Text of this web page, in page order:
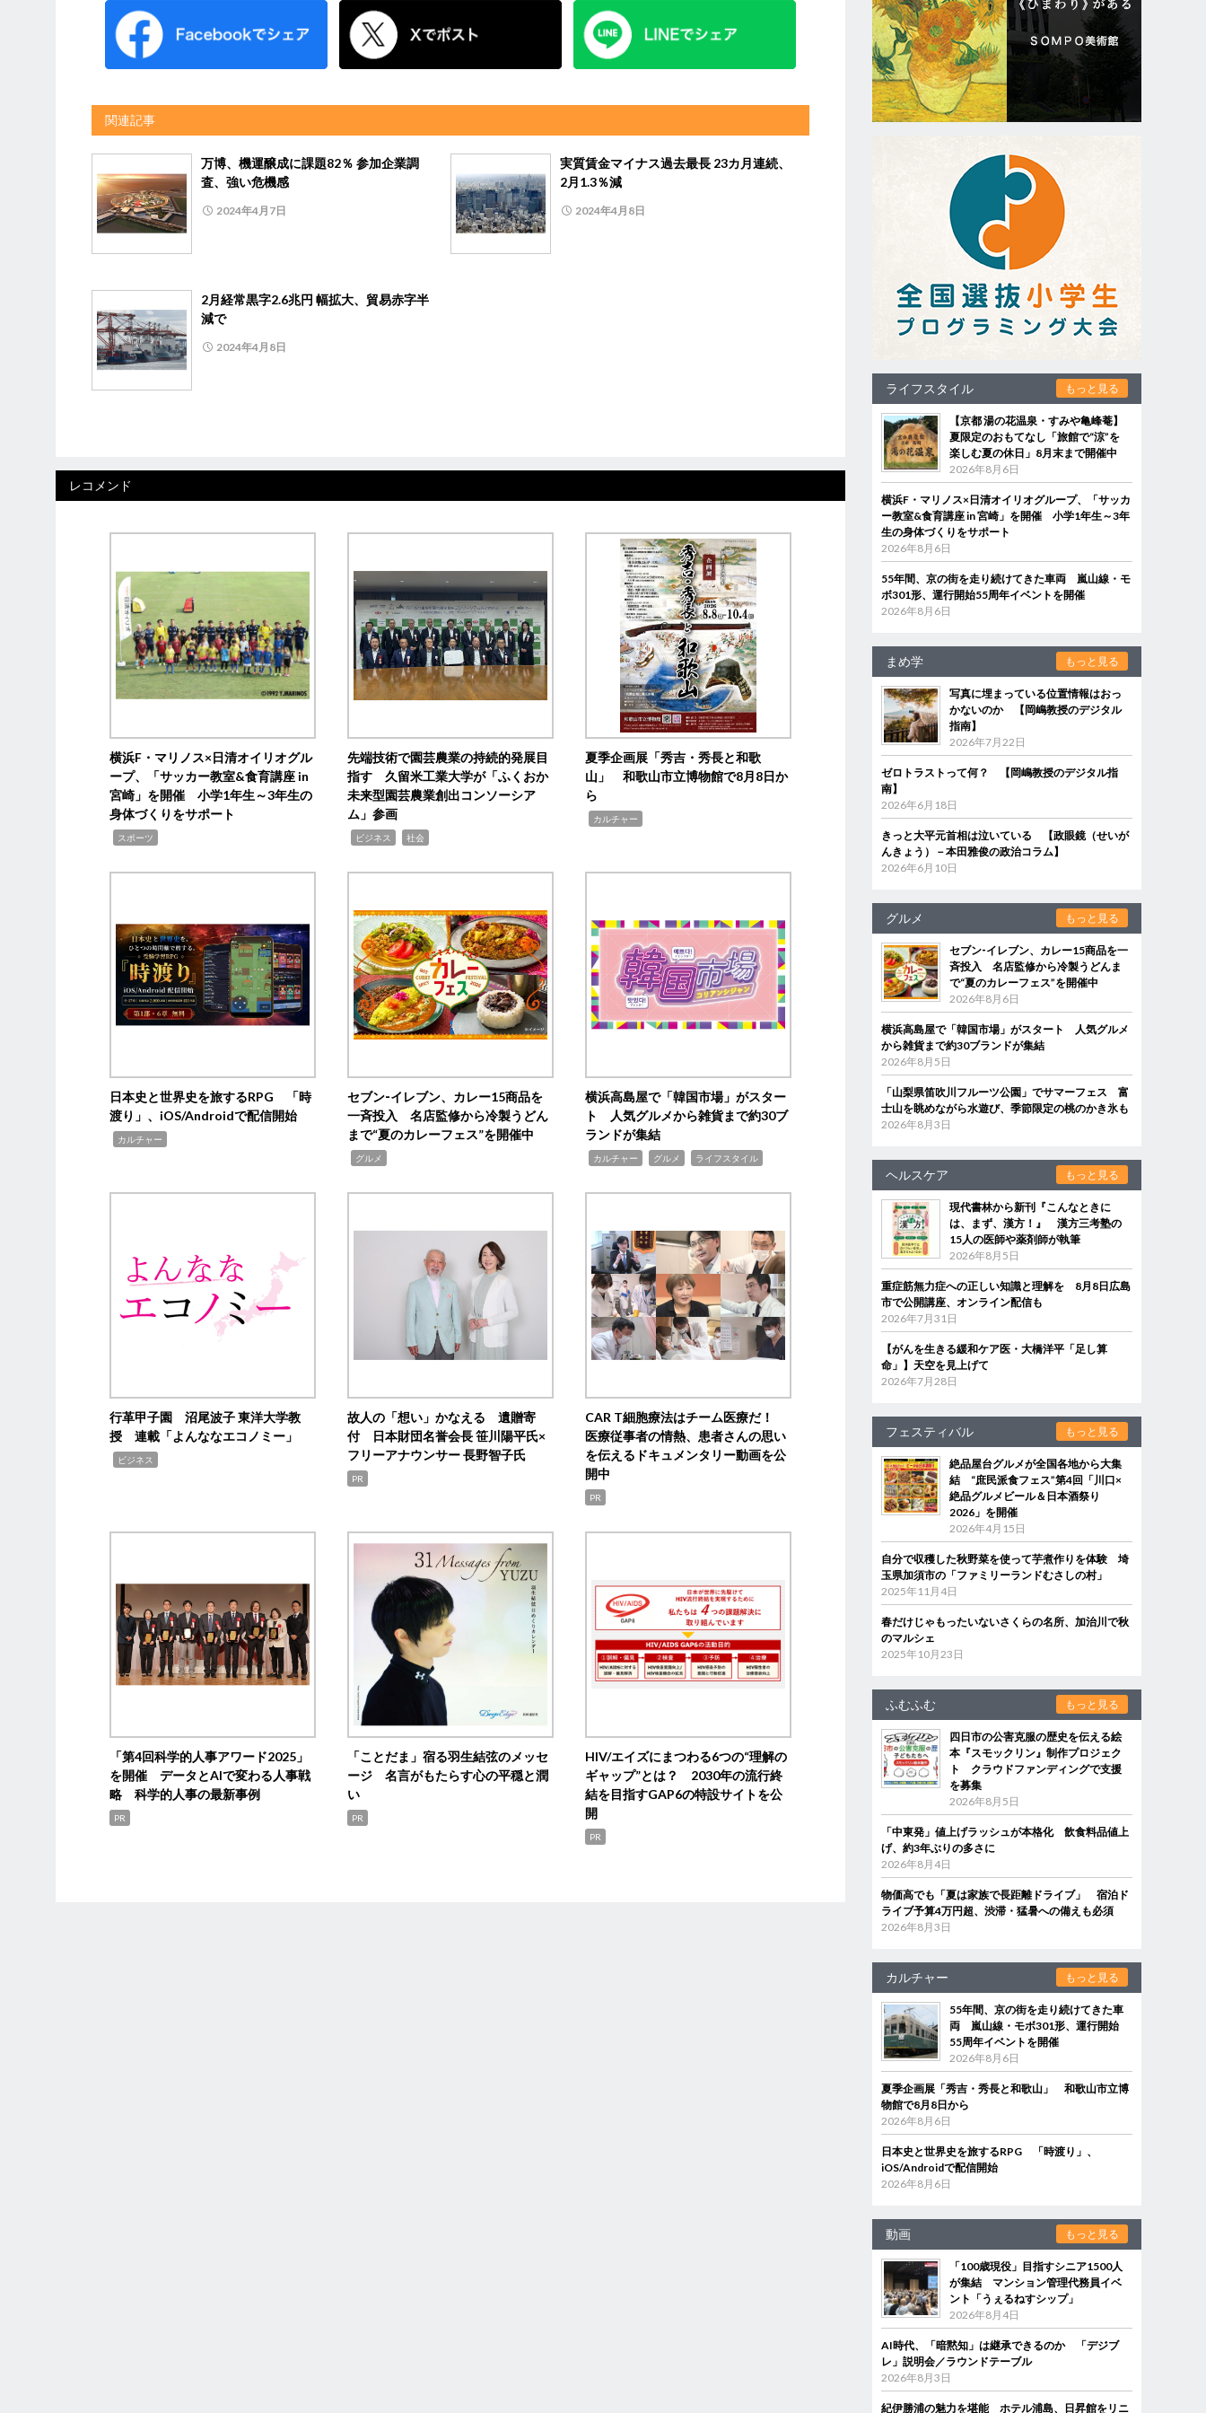
関連記事
万博、機運醸成に課題82％ 参加企業調
査、強い危機感
2024年4月7日
実質賃金マイナス過去最長 23カ月連続、
2月1.3％減
2024年4月8日
2月経常黒字2.6兆円 幅拡大、貿易赤字半
減で
2024年4月8日
レコメンド
横浜F・マリノス×日清オイリオグル
ープ、「サッカー教室&食育講座 in
宮崎」を開催 小学1年生～3年生の
身体づくりをサポート
スポーツ
先端技術で園芸農業の持続的発展目
指す 久留米工業大学が「ふくおか
未来型園芸農業創出コンソーシア
ム」参画
ビジネス 社会
夏季企画展「秀吉・秀長と和歌
山」 和歌山市立博物館で8月8日か
ら
カルチャー
日本史と世界史を旅するRPG 「時
渡り」、iOS/Androidで配信開始
カルチャー
セブン‐イレブン、カレー15商品を
一斉投入 名店監修から冷製うどん
まで“夏のカレーフェス”を開催中
グルメ
横浜高島屋で「韓国市場」がスター
ト 人気グルメから雑貨まで約30ブ
ランドが集結
カルチャー グルメ ライフスタイル
行革甲子園 沼尾波子 東洋大学教
授 連載「よんななエコノミー」
ビジネス
故人の「想い」かなえる 遺贈寄
付 日本財団名誉会長 笹川陽平氏×
フリーアナウンサー 長野智子氏
PR
CAR T細胞療法はチーム医療だ！
医療従事者の情熱、患者さんの思い
を伝えるドキュメンタリー動画を公
開中
PR
「第4回科学的人事アワード2025」
を開催 データとAIで変わる人事戦
略 科学的人事の最新事例
PR
「ことだま」宿る羽生結弦のメッセ
ージ 名言がもたらす心の平穏と潤
い
PR
HIV/エイズにまつわる6つの“理解の
ギャップ”とは？ 2030年の流行終
結を目指すGAP6の特設サイトを公
開
PR
ライフスタイル もっと見る
【京都 湯の花温泉・すみや亀峰菴】
夏限定のおもてなし「旅館で“涼”を
楽しむ夏の休日」8月末まで開催中
2026年8月6日
横浜F・マリノス×日清オイリオグループ、「サッカ
ー教室&食育講座 in 宮崎」を開催 小学1年生～3年
生の身体づくりをサポート
2026年8月6日
55年間、京の街を走り続けてきた車両 嵐山線・モ
ボ301形、運行開始55周年イベントを開催
2026年8月6日
まめ学 もっと見る
写真に埋まっている位置情報はおっ
かないのか 【岡嶋教授のデジタル
指南】
2026年7月22日
ゼロトラストって何？ 【岡嶋教授のデジタル指
南】
2026年6月18日
きっと大平元首相は泣いている 【政眼鏡（せいが
んきょう）－本田雅俊の政治コラム】
2026年6月10日
グルメ もっと見る
セブン‐イレブン、カレー15商品を一
斉投入 名店監修から冷製うどんま
で“夏のカレーフェス”を開催中
2026年8月6日
横浜高島屋で「韓国市場」がスタート 人気グルメ
から雑貨まで約30ブランドが集結
2026年8月5日
「山梨県笛吹川フルーツ公園」でサマーフェス 富
士山を眺めながら水遊び、季節限定の桃のかき氷も
2026年8月3日
ヘルスケア もっと見る
現代書林から新刊『こんなときに
は、まず、漢方！』 漢方三考塾の
15人の医師や薬剤師が執筆
2026年8月5日
重症筋無力症への正しい知識と理解を 8月8日広島
市で公開講座、オンライン配信も
2026年7月31日
【がんを生きる緩和ケア医・大橋洋平「足し算
命」】天空を見上げて
2026年7月28日
フェスティバル もっと見る
絶品屋台グルメが全国各地から大集
結 “庶民派食フェス”第4回「川口×
絶品グルメビール＆日本酒祭り
2026」を開催
2026年4月15日
自分で収穫した秋野菜を使って芋煮作りを体験 埼
玉県加須市の「ファミリーランドむさしの村」
2025年11月4日
春だけじゃもったいないさくらの名所、加治川で秋
のマルシェ
2025年10月23日
ふむふむ もっと見る
四日市の公害克服の歴史を伝える絵
本『スモックリン』制作プロジェク
ト クラウドファンディングで支援
を募集
2026年8月5日
「中東発」値上げラッシュが本格化 飲食料品値上
げ、約3年ぶりの多さに
2026年8月4日
物価高でも「夏は家族で長距離ドライブ」 宿泊ド
ライブ予算4万円超、渋滞・猛暑への備えも必須
2026年8月3日
カルチャー もっと見る
55年間、京の街を走り続けてきた車
両 嵐山線・モボ301形、運行開始
55周年イベントを開催
2026年8月6日
夏季企画展「秀吉・秀長と和歌山」 和歌山市立博
物館で8月8日から
2026年8月6日
日本史と世界史を旅するRPG 「時渡り」、
iOS/Androidで配信開始
2026年8月6日
動画 もっと見る
「100歳現役」目指すシニア1500人
が集結 マンション管理代務員イベ
ント「うぇるねすシップ」
2026年8月4日
AI時代、「暗黙知」は継承できるのか 「デジブ
レ」説明会／ラウンドテーブル
2026年8月3日
紀伊勝浦の魅力を堪能 ホテル浦島、日昇館をリニ